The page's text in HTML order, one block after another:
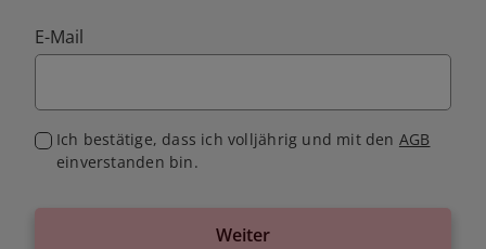
E-Mail
Ich bestätige, dass ich volljährig und mit den AGB
einverstanden bin.
Weiter